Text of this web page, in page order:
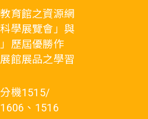
育館之資源網
學展覽會」與
歷屆優勝作
館展品之學習
機1515/
、1516